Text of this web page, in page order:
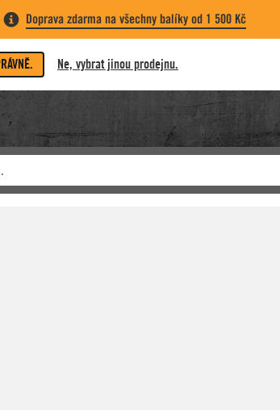
Doprava zdarma na všechny balíky od 1 500 Kč
Ne, vybrat jinou prodejnu.